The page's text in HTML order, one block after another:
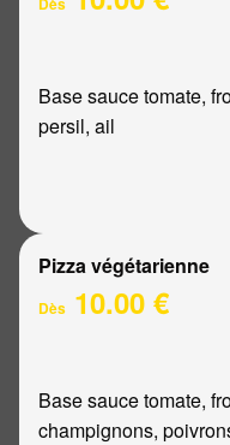
Base sauce tomate,
persil, ail
Pizza végétarienne
Dès 10.00 €
Base sauce tomate,
champignons,